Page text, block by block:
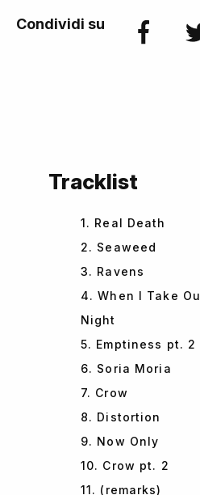
Condividi su
Tracklist
1. Real Death
2. Seaweed
3. Ravens
4. When I Take
Night
5. Emptiness pt. 2
6. Soria Moria
7. Crow
8. Distortion
9. Now Only
10. Crow pt. 2
11. (remarks)